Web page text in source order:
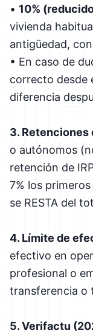
• 10%
vivienda
antigüedad,
• En caso de
correcto desde
diferencia
3. Retenciones
o autónomos
retención de
7% los
se RESTA del
4. Límite de
efectivo en
profesional o
transferencia o
5. Verifactu